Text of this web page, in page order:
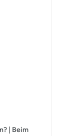
| Beim